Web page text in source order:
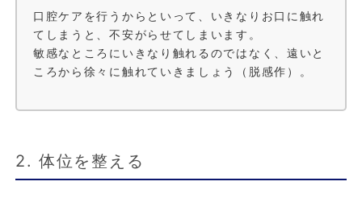
口腔ケアを行うからといって、いきなりお口に触れ
てしまうと、不安がらせてしまいます。
敏感なところにいきなり触れるのではなく、遠いと
ころから徐々に触れていきましょう（脱感作）。
2. 体位を整える